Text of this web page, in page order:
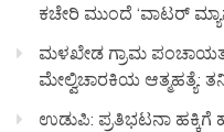
ಕಚೇರಿ ಮುಂದೆ ‘ವಾಟರ್
ಮಳಖೇಡ ಗ್ರಾಮ
ಮೇಲ್ವಿಚಾರಕಿಯ ಆತ್ಮಹತ್ಯೆ:
ಉಡುಪಿ: ಪ್ರತಿಭಟನಾ